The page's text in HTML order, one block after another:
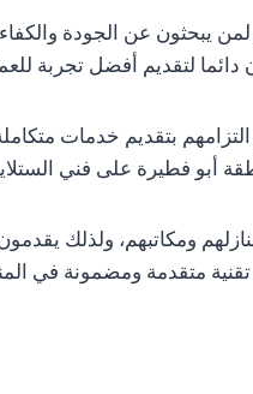
يبحثون عن الجودة
لتقديم أفضل تجربة
بتقديم خدمات
أبو فطيرة على فني
ومكاتبهم، ولذلك
متقدمة ومضمونة في